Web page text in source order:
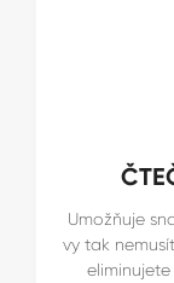
Umožňuje
vy tak